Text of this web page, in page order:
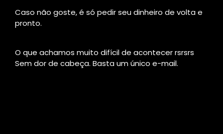
Caso não goste, é só pedir seu dinheiro de volta e
pronto.
O que achamos muito difícil de acontecer rsrsrs
Sem dor de cabeça. Basta um único e-mail.